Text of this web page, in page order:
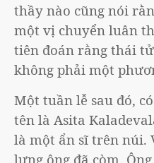
thầy nào cũng nói
một vị chuyển luân
tiên đoán rằng thái
không phải một
Một tuần lễ sau đó,
tên là Asita
là một ẩn sĩ trên núi.
lưng ông đã còm.